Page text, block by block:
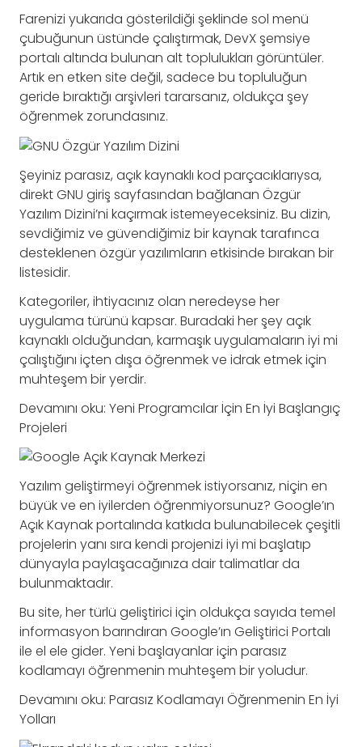
Farenizi yukarıda gösterildiği şeklinde sol menü
çubuğunun üstünde çalıştırmak, DevX şemsiye
portalı altında bulunan alt toplulukları görüntüler.
Artık en etken site değil, sadece bu topluluğun
geride bıraktığı arşivleri tararsanız, oldukça şey
öğrenmek zorundasınız.
Şeyiniz parasız, açık kaynaklı kod parçacıklarıysa,
direkt GNU giriş sayfasından bağlanan Özgür
Yazılım Dizini’ni kaçırmak istemeyeceksiniz. Bu dizin,
sevdiğimiz ve güvendiğimiz bir kaynak tarafınca
desteklenen özgür yazılımların etkisinde bırakan bir
listesidir.
Kategoriler, ihtiyacınız olan neredeyse her
uygulama türünü kapsar. Buradaki her şey açık
kaynaklı olduğundan, karmaşık uygulamaların iyi mi
çalıştığını içten dışa öğrenmek ve idrak etmek için
muhteşem bir yerdir.
Devamını oku: Yeni Programcılar İçin En İyi Başlangıç
Projeleri
Yazılım geliştirmeyi öğrenmek istiyorsanız, niçin en
büyük ve en iyilerden öğrenmiyorsunuz? Google’ın
Açık Kaynak portalında katkıda bulunabilecek çeşitli
projelerin yanı sıra kendi projenizi iyi mi başlatıp
dünyayla paylaşacağınıza dair talimatlar da
bulunmaktadır.
Bu site, her türlü geliştirici için oldukça sayıda temel
informasyon barındıran Google’ın Geliştirici Portalı
ile el ele gider. Yeni başlayanlar için parasız
kodlamayı öğrenmenin muhteşem bir yoludur.
Devamını oku: Parasız Kodlamayı Öğrenmenin En İyi
Yolları